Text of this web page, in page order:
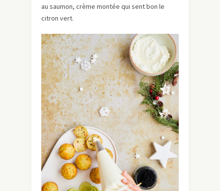
au saumon, crème montée qui sent bon le
citron vert.